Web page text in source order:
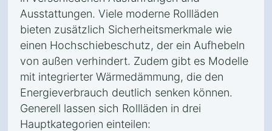
Ausstattungen. Viele moderne Rollläden
bieten zusätzlich Sicherheitsmerkmale wie
einen Hochschiebeschutz, der ein Aufhebeln
von außen verhindert. Zudem gibt es Modelle
mit integrierter Wärmedämmung, die den
Energieverbrauch deutlich senken können.
Generell lassen sich Rollläden in drei
Hauptkategorien einteilen: